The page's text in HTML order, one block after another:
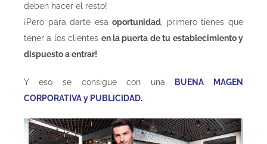
deben hacer el resto!
¡Pero para darte esaoportunidad , primero tienes que
tener a los clientes en la puerta de tu establecimiento y
dispuesto a entrar!
Y eso se consigue con una BUENA MAGEN
CORPORATIVA y PUBLICIDAD.